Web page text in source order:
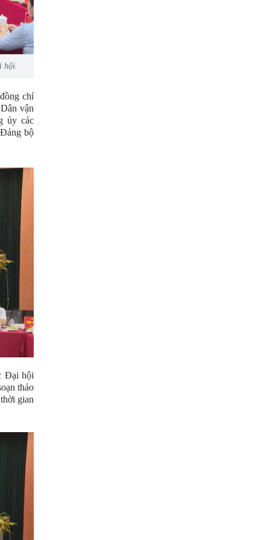
hội.
chí
vận
ủy các
bộ
Đại hội
thảo
gian